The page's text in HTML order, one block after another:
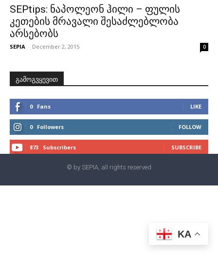
SEPtips: ნაპოლეონ ჰილი – ფულის
კეთების მრავალი შესაძლებლობა
არსებობს
SEPIA - December 2, 2015 0
გამოგვყევით
0 Fans LIKE
0 Followers FOLLOW
873 Subscribers SUBSCRIBE
© by SEPIA, all rights reserved
KA